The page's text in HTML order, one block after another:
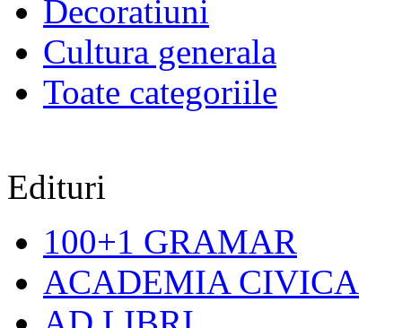
Decoratiuni
Cultura generala
Toate categoriile
Edituri
100+1 GRAMAR
ACADEMIA CIVICA